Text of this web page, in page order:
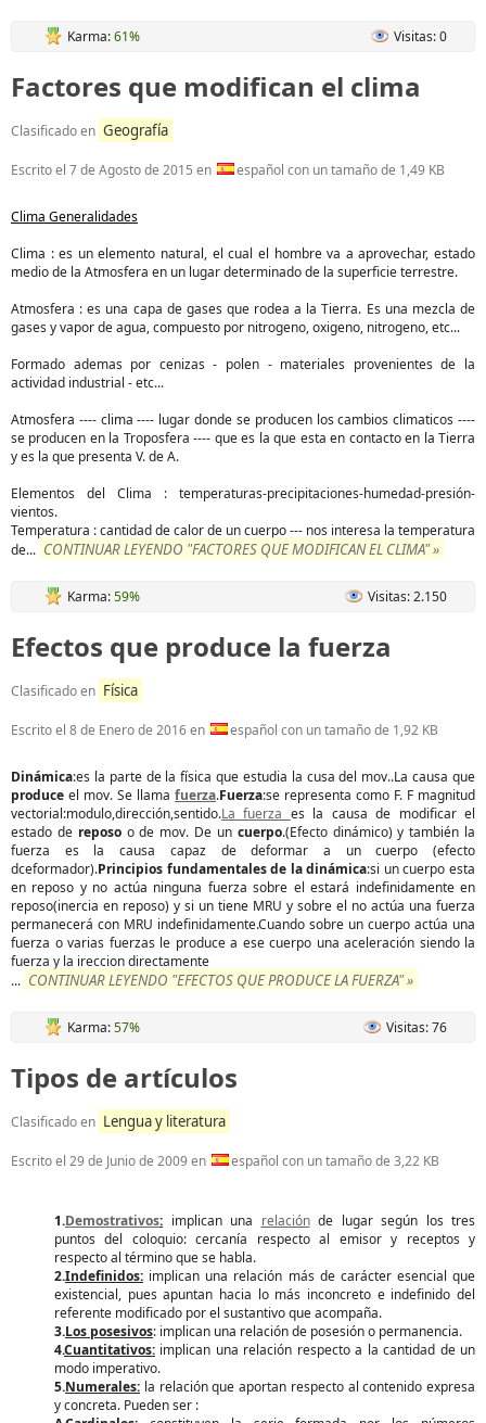
Karma:61% Visitas: 0
Factores que modifican el clima
Clasificado en Geografía
Escrito el 7 de Agosto de 2015 en español con un tamaño de 1,49 KB
Clima Generalidades
Clima : es un elemento natural, el cual el hombre va a aprovechar, estado
medio de la Atmosfera en un lugar determinado de la superficie terrestre.
Atmosfera : es una capa de gases que rodea a la Tierra. Es una mezcla de
gases y vapor de agua, compuesto por nitrogeno, oxigeno, nitrogeno, etc...
Formado ademas por cenizas - polen - materiales provenientes de la
actividad industrial - etc...
Atmosfera ---- clima ---- lugar donde se producen los cambios climaticos ----
se producen en la Troposfera ---- que es la que esta en contacto en la Tierra
y es la que presenta V. de A.
Elementos del Clima : temperaturas-precipitaciones-humedad-presión-
vientos.
Temperatura : cantidad de calor de un cuerpo --- nos interesa la temperatura
de... CONTINUAR LEYENDO "FACTORES QUE MODIFICAN EL CLIMA" »
Karma:59% Visitas: 2.150
Efectos que produce la fuerza
Clasificado en Física
Escrito el 8 de Enero de 2016en español con un tamaño de 1,92 KB
Dinámica:es la parte de la física que estudia la cusa del mov..La causa que
produce el mov. Se llama fuerza.Fuerza:se representa como F. F magnitud
vectorial:modulo,dirección,sentido.La fuerza es la causa de modificar el
estado de reposoo de mov. De un cuerpo.(Efecto dinámico) y también la
fuerza es la causa capaz de deformar a un cuerpo (efecto
dceformador).Principios fundamentales de la dinámica:si un cuerpo esta
en reposo y no actúa ninguna fuerza sobre el estará indefinidamente en
reposo(inercia en reposo) y si un tiene MRU y sobre el no actúa una fuerza
permanecerá con MRU indefinidamente.Cuando sobre un cuerpo actúa una
fuerza o varias fuerzas le produce a ese cuerpo una aceleración siendo la
fuerza y la ireccion directamente
... CONTINUAR LEYENDO "EFECTOS QUE PRODUCE LA FUERZA" »
Karma:57% Visitas: 76
Tipos de artículos
Clasificado en Lengua y literatura
Escrito el 29 de Junio de 2009en español con un tamaño de 3,22 KB
1.Demostrativos: implican una relaciónde lugar según los tres
puntos del coloquio: cercanía respecto al emisor y receptos y
respecto al término que se habla.
2.Indefinidos: implican una relación más de carácter esencial que
existencial, pues apuntan hacia lo más inconcreto e indefinido del
referente modificado por el sustantivo que acompaña.
3.Los posesivos: implican una relación de posesión o permanencia.
4.Cuantitativos: implican una relación respecto a la cantidad de un
modo imperativo.
5.Numerales: la relación que aportan respecto al contenido expresa
y concreta. Pueden ser :